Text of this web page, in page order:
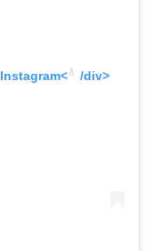
Instagram<💧 /div>